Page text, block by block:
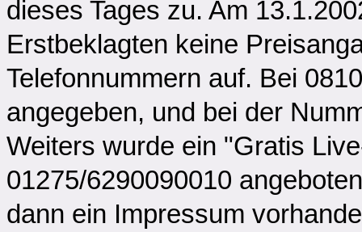
dieses Tages zu. Am
Erstbeklagten keine
Telefonnummern auf. Bei
angegeben, und bei der
Weiters wurde ein "Gratis
01275/6290090010
dann ein Impressum